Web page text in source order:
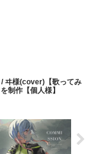
ヰ様(cover)【歌ってみ
制作【個人様】